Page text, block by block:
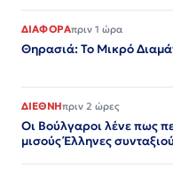
ΔΙΑΦΟΡΑπριν 1 ώρα
Θηρασιά: Το Μικρό
ΔΙΕΘΝΗπριν 2 ώρες
Οι Βούλγαροι λένε πως
μισούς Έλληνες